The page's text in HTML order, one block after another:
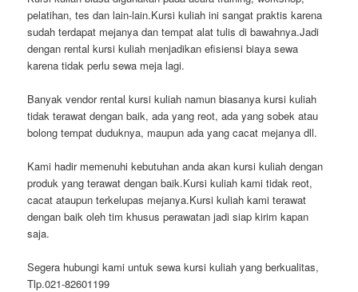
pelatihan, tes dan lain-lain.Kursi kuliah ini sangat praktis karena
sudah terdapat mejanya dan tempat alat tulis di bawahnya.Jadi
dengan rental kursi kuliah menjadikan efisiensi biaya sewa
karena tidak perlu sewa meja lagi.
Banyak vendor rental kursi kuliah namun biasanya kursi kuliah
tidak terawat dengan baik, ada yang reot, ada yang sobek atau
bolong tempat duduknya, maupun ada yang cacat mejanya dll.
Kami hadir memenuhi kebutuhan anda akan kursi kuliah dengan
produk yang terawat dengan baik.Kursi kuliah kami tidak reot,
cacat ataupun terkelupas mejanya.Kursi kuliah kami terawat
dengan baik oleh tim khusus perawatan jadi siap kirim kapan
saja.
Segera hubungi kami untuk sewa kursi kuliah yang berkualitas,
Tlp.021-82601199